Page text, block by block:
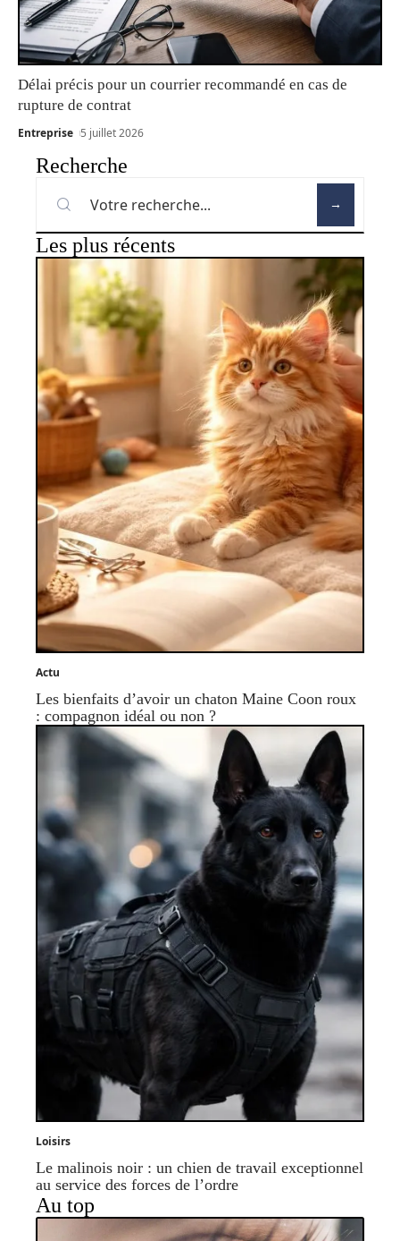
Délai précis pour un courrier recommandé en cas de
rupture de contrat
Entreprise 5 juillet 2026
Recherche
Les plus récents
Actu
Les bienfaits d’avoir un chaton Maine Coon roux
: compagnon idéal ou non ?
Loisirs
Le malinois noir : un chien de travail exceptionnel
au service des forces de l’ordre
Au top